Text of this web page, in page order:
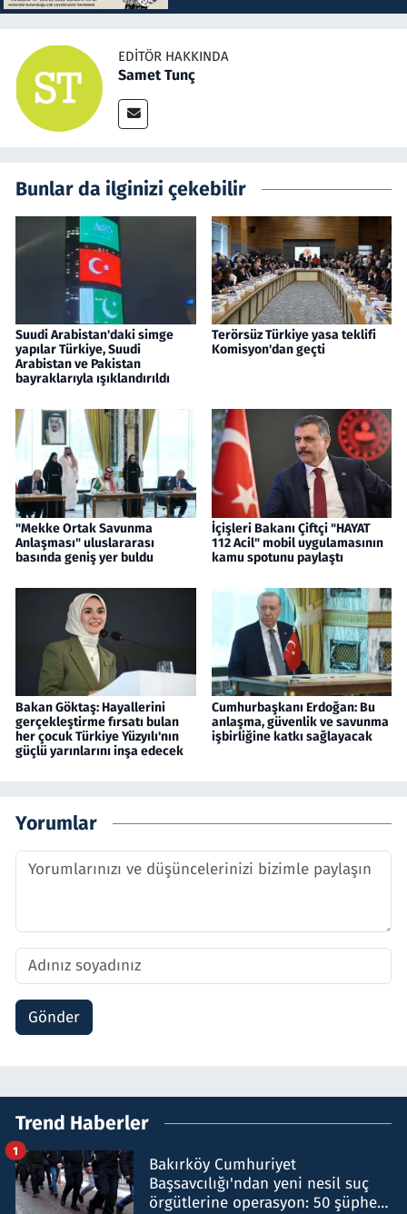
EDITÖR HAKKINDA
Samet Tunç
Bunlar da ilginizi çekebilir
Suudi Arabistan'daki simge
yapılar Türkiye, Suudi
Arabistan ve Pakistan
bayraklarıyla ışıklandırıldı
Terörsüz Türkiye yasa teklifi
Komisyon'dan geçti
"Mekke Ortak Savunma
Anlaşması" uluslararası
basında geniş yer buldu
İçişleri Bakanı Çiftçi "HAYAT
112 Acil" mobil uygulamasının
kamu spotunu paylaştı
Bakan Göktaş: Hayallerini
gerçekleştirme fırsatı bulan
her çocuk Türkiye Yüzyılı'nın
güçlü yarınlarını inşa edecek
Cumhurbaşkanı Erdoğan: Bu
anlaşma, güvenlik ve savunma
işbirliğine katkı sağlayacak
Yorumlar
Gönder
Trend Haberler
Bakırköy Cumhuriyet
Başsavcılığı'ndan yeni nesil suç
örgütlerine operasyon: 50 şüpheli
1